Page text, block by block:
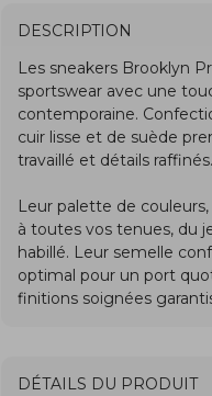
DESCRIPTION
DÉTAILS DU PRODUIT